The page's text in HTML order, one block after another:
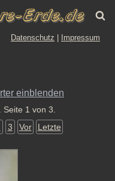
Datenschutz Impressum
einblenden
1 von 3.
3 Vor Letzte